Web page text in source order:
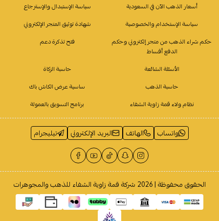
أسعار الذهب الآن في السعودية
سياسة الإستبدال والإسترجاع
سياسة الإستخدام والخصوصية
شهادة توثيق المتجر الإلكتروني
حكم شراء الذهب من متجر إلكتروني وحكم
الدفع أقساط
فتح تذكرة دعم
الأسئلة الشائعة
حاسبة الزكاة
حاسبة الذهب
ساسية عرض الكاش باك
نظام ولاء قمة زاوية الشفاء
برنامج التسويق بالعمولة
واتساب الهاتف البريد الإلكتروني تيليجرام
الحقوق محفوظة | 2026 شركة قمة زاوية الشفاء للذهب والمجوهرات